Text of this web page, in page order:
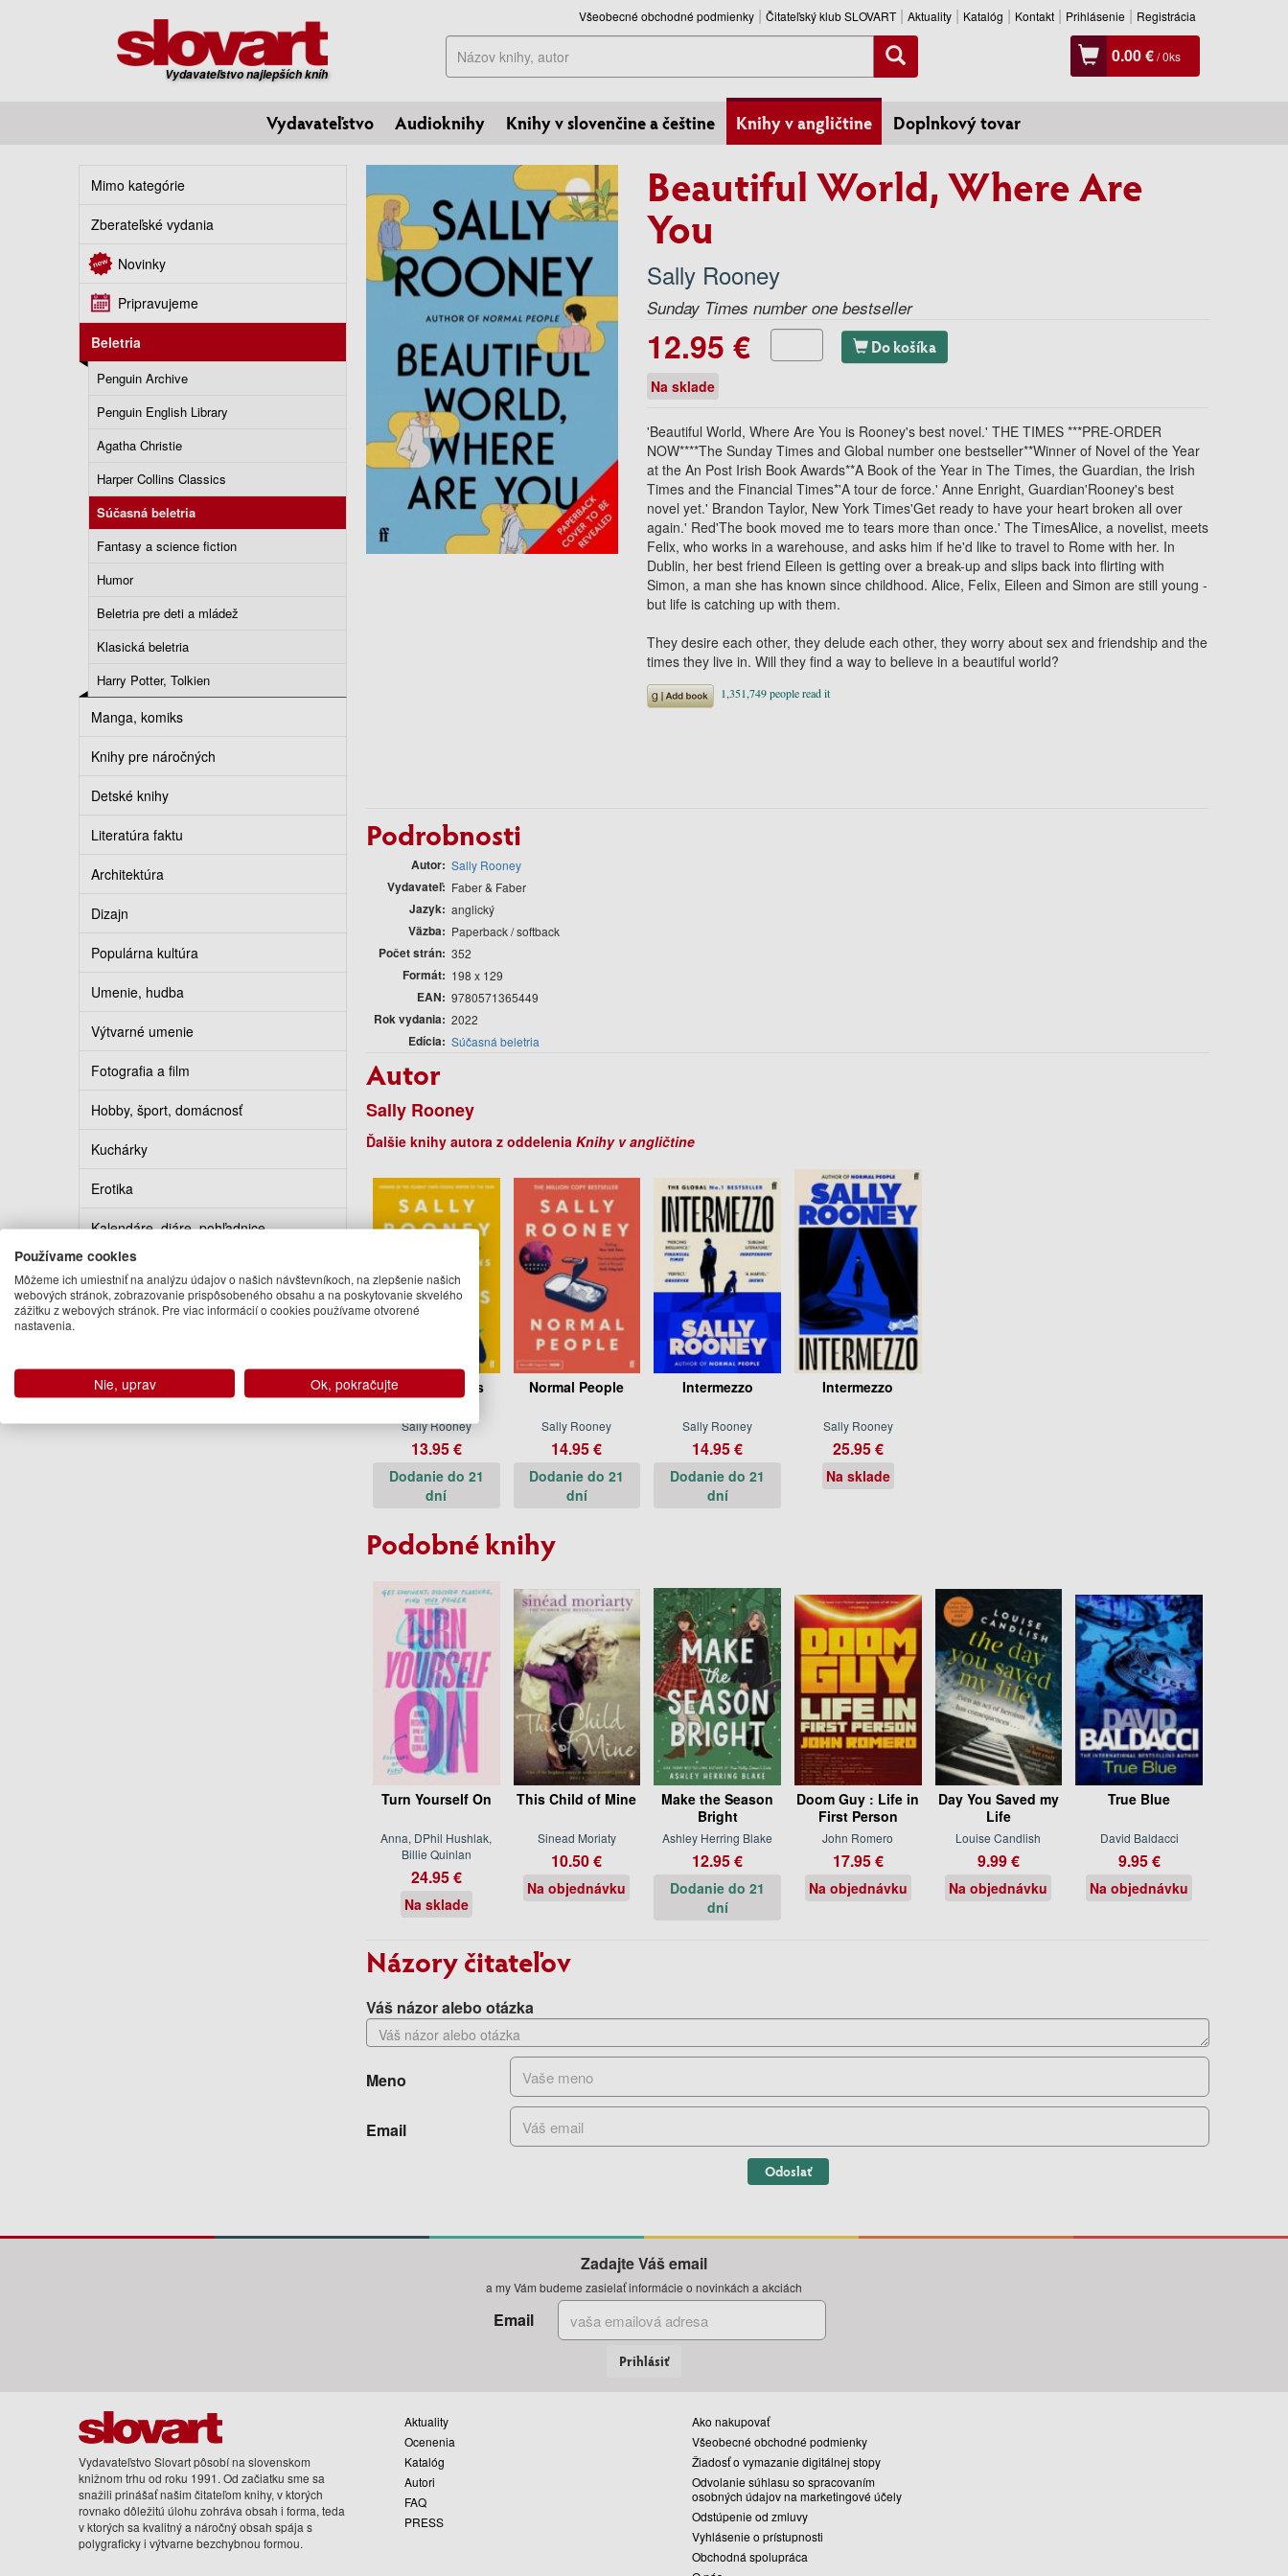
Vydavateľstvo najlepších kníh
Všeobecné obchodné podmienky Čitateľský klub SLOVART Aktuality Katalóg Kontakt Prihlásenie Registrácia
Hľadať 0.00 €/0ks
Vydavateľstvo Audioknihy Knihy v slovenčine a češtine Knihy v angličtine Doplnkový tovar
Mimo kategórie
Zberateľské vydania
Novinky
Pripravujeme
Beletria
Penguin Archive
Penguin English Library
Agatha Christie
Harper Collins Classics
Súčasná beletria
Fantasy a science fiction
Humor
Beletria pre deti a mládež
Klasická beletria
Harry Potter, Tolkien
Manga, komiks
Knihy pre náročných
Detské knihy
Literatúra faktu
Architektúra
Dizajn
Populárna kultúra
Umenie, hudba
Výtvarné umenie
Fotografia a film
Hobby, šport, domácnosť
Kuchárky
Erotika
Kalendáre, diáre, pohľadnice
Turistickí sprievodcovia
Beautiful World, Where Are
You
Sally Rooney
Sunday Times number one bestseller
12.95 € Do košíka
Na sklade
'Beautiful World, Where Are You is Rooney's best novel.' THE TIMES ***PRE-ORDER
NOW****The Sunday Times and Global number one bestseller**Winner of Novel of the Year
at the An Post Irish Book Awards**A Book of the Year in The Times, the Guardian, the Irish
Times and the Financial Times*'A tour de force.' Anne Enright, Guardian'Rooney's best
novel yet.' Brandon Taylor, New York Times'Get ready to have your heart broken all over
again.' Red'The book moved me to tears more than once.' The TimesAlice, a novelist, meets
Felix, who works in a warehouse, and asks him if he'd like to travel to Rome with her. In
Dublin, her best friend Eileen is getting over a break-up and slips back into flirting with
Simon, a man she has known since childhood. Alice, Felix, Eileen and Simon are still young -
but life is catching up with them.
They desire each other, they delude each other, they worry about sex and friendship and the
times they live in. Will they find a way to believe in a beautiful world?
Podrobnosti
Autor Sally Rooney
Vydavateľ Faber & Faber
Jazyk anglický
Väzba Paperback / softback
Počet strán 352
Formát 198 x 129
EAN 9780571365449
Rok vydania 2022
Edícia Súčasná beletria
Autor
Sally Rooney
Ďalšie knihy autora z oddelenia Knihy v angličtine
Conversations
with Friends
Sally Rooney
13.95 €
Dodanie do 21
dní
Normal People
Sally Rooney
14.95 €
Dodanie do 21
dní
Intermezzo
Sally Rooney
14.95 €
Dodanie do 21
dní
Intermezzo
Sally Rooney
25.95 €
Na sklade
Podobné knihy
Turn Yourself On
Anna, DPhil Hushlak,
Billie Quinlan
24.95 €
Na sklade
This Child of Mine
Sinead Moriaty
10.50 €
Na objednávku
Make the Season
Bright
Ashley Herring Blake
12.95 €
Dodanie do 21
dní
Doom Guy : Life in
First Person
John Romero
17.95 €
Na objednávku
Day You Saved my
Life
Louise Candlish
9.99 €
Na objednávku
True Blue
David Baldacci
9.95 €
Na objednávku
Názory čitateľov
Váš názor alebo otázka
Meno
Email
Odoslať
Zadajte Váš email
a my Vám budeme zasielať informácie o novinkách a akciách
Email
Prihlásiť
Vydavateľstvo Slovart pôsobí na slovenskom
knižnom trhu od roku 1991. Od začiatku sme sa
snažili prinášať našim čitateľom knihy, v ktorých
rovnako dôležitú úlohu zohráva obsah i forma, teda
v ktorých sa kvalitný a náročný obsah spája s
polygraficky i výtvarne bezchybnou formou.
Aktuality
Ocenenia
Katalóg
Autori
FAQ
PRESS
Ako nakupovať
Všeobecné obchodné podmienky
Žiadosť o vymazanie digitálnej stopy
Odvolanie súhlasu so spracovaním
osobných údajov na marketingové účely
Odstúpenie od zmluvy
Vyhlásenie o prístupnosti
Obchodná spolupráca
Používame cookies
Môžeme ich umiestniť na analýzu údajov o našich návštevníkoch, na zlepšenie našich
webových stránok, zobrazovanie prispôsobeného obsahu a na poskytovanie skvelého
zážitku z webových stránok. Pre viac informácií o cookies používame otvorené
nastavenia.
Nie, uprav Ok, pokračujte